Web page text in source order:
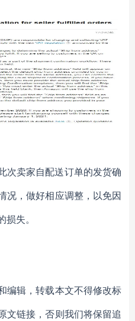
次卖家自配送订单的发货确
况，做好相应调整，以免因
失。
编辑，转载本文不得修改标
文链接，否则我们将保留追